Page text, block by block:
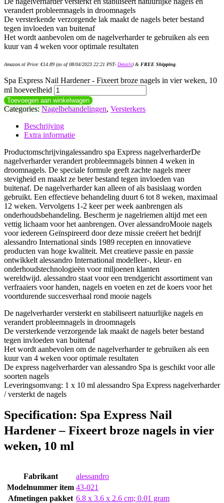
verandert probleemnagels in droomnagels
De versterkende verzorgende lak maakt de nagels beter bestand
tegen invloeden van buitenaf
Het wordt aanbevolen om de nagelverharder te gebruiken als een
kuur van 4 weken voor optimale resultaten
Amazon.nl Price: €14.89 (as of 08/04/2023 22:21 PST- Details) & FREE Shipping
Spa Express Nail Hardener - Fixeert broze nagels in vier weken, 10
ml hoeveelheid
Toevoegen aan winkelwagen
Categories: Nagelbehandelingen, Versterkers
Beschrijving
Extra informatie
Productomschrijvingalessandro spa Express nagelverharderDe
nagelverharder verandert probleemnagels binnen 4 weken in
droomnagels. De speciale formule geeft zachte nagels meer
stevigheid en maakt ze beter bestand tegen invloeden van
buitenaf. De nagelverharder kan alleen of als basislaag worden
gebruikt. Een effectieve behandeling duurt 6 tot 8 weken, maximaal
12 weken. Vervolgens 1-2 keer per week aanbrengen als
onderhoudsbehandeling. Bescherm je nagelriemen altijd met een
vettig lichaam voor het aanbrengen. Over alessandroMooie nagels
voor iedereen Geïnspireerd door deze missie creëert het bedrijf
alessandro International sinds 1989 recepten en innovatieve
producten van hoge kwaliteit. Met creatieve passie en passie
ontwikkelt alessandro International modelleer-, kleur- en
onderhoudstechnologieën voor miljoenen klanten
wereldwijd. alessandro staat voor een trendgericht assortiment van
verfraaiers voor handen, nagels en voeten en zet de koers voor het
voortdurende succesverhaal rond mooie nagels
De nagelverharder versterkt en stabiliseert natuurlijke nagels en
verandert probleemnagels in droomnagels
De versterkende verzorgende lak maakt de nagels beter bestand
tegen invloeden van buitenaf
Het wordt aanbevolen om de nagelverharder te gebruiken als een
kuur van 4 weken voor optimale resultaten
De express nagelverharder van alessandro Spa is geschikt voor alle
soorten nagels
Leveringsomvang: 1 x 10 ml alessandro Spa Express nagelverharder
/ versterkt de nagels
Specification: Spa Express Nail
Hardener – Fixeert broze nagels in vier
weken, 10 ml
Fabrikant
‎alessandro
Modelnummer item ‎43-021
Afmetingen pakket ‎6.8 x 3.6 x 2.6 cm; 0.01 gram